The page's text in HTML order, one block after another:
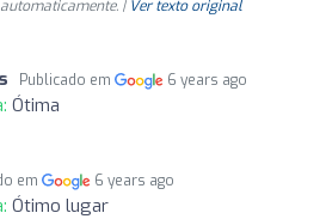
| Ver texto original
Publicado em 6 years ago
Ótima
em 6 years ago
Ótimo lugar